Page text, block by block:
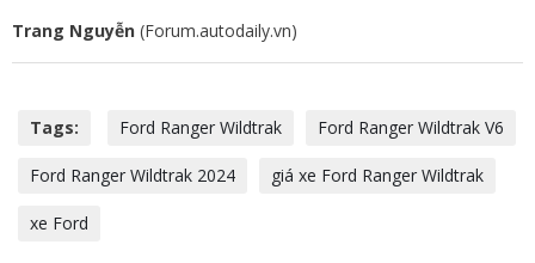
Trang Nguyễn (Forum.autodaily.vn)
Tags: Ford Ranger Wildtrak Ford Ranger Wildtrak V6
Ford Ranger Wildtrak 2024 giá xe Ford Ranger Wildtrak
xe Ford